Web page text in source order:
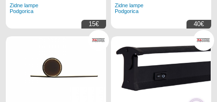
Zidne lampe
Podgorica
15€
Zidne lampe
Podgorica
40€